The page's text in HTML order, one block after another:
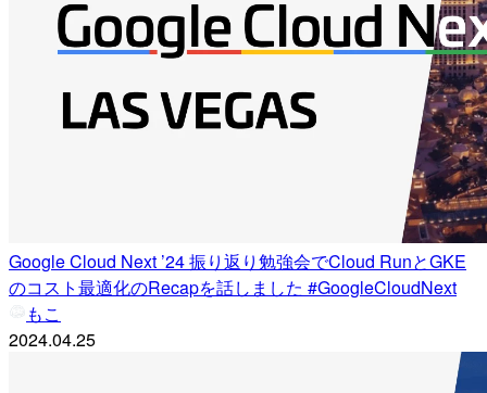
Google Cloud Next ’24 振り返り勉強会でCloud RunとGKE
のコスト最適化のRecapを話しました #GoogleCloudNext
もこ
2024.04.25